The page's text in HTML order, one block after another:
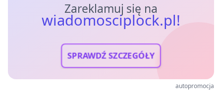
Zareklamuj się na
wiadomosciplock.pl!
SPRAWDŹ SZCZEGÓŁY
autopromocja